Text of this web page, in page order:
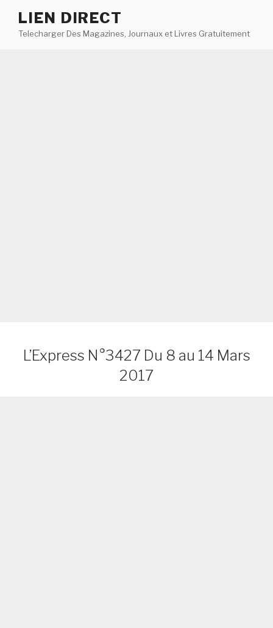
contenu
LIEN DIRECT
Telecharger Des Magazines, Journaux et Livres Gratuitement
L’Express N°3427 Du 8 au 14 Mars
2017